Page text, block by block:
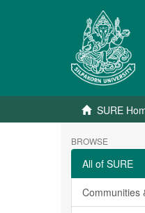
SURE
BROWSE
All of SURE
Communities